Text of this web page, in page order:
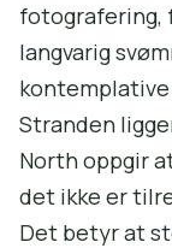
fotografering,
langvarig
Stranden
North oppgir
det ikke er
Det betyr at